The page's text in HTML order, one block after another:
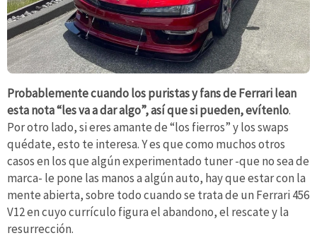
Probablemente cuando los puristas y fans de Ferrari lean
esta nota “les va a dar algo”, así que si pueden, evítenlo.
Por otro lado, si eres amante de “los fierros” y los swaps
quédate, esto te interesa. Y es que como muchos otros
casos en los que algún experimentado tuner -que no sea de
marca- le pone las manos a algún auto, hay que estar con la
mente abierta, sobre todo cuando se trata de un Ferrari 456
V12 en cuyo currículo figura el abandono, el rescate y la
resurrección.